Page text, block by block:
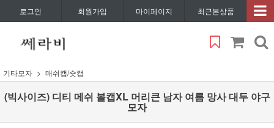
로그인 회원가입 마이페이지 최근본상품
기타모자 매쉬캡/숏캡
(빅사이즈) 디티 메쉬 볼캡XL 머리큰 남자 여름 망사 대두 야구
모자